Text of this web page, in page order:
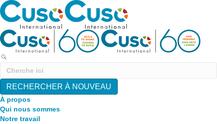
RECHERCHER À NOUVEAU
À propos
Qui nous sommes
Notre travail